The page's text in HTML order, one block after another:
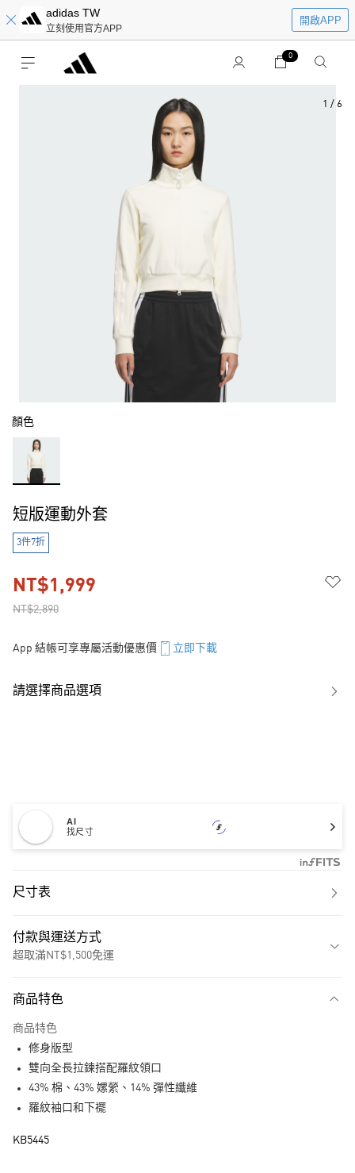
adidas TW
立刻使用官方APP
開啟APP
0
1 / 6
顏色
短版運動外套
3件7折
NT$2,890
NT$1,999
App 結帳可享專屬活動優惠價 立即下載
請選擇商品選項
AI
找尺寸
尺寸表
付款與運送方式
超取滿NT$1,500免運
LINE Pay
運送方式
商品特色
商品特色
修身版型
雙向全長拉鍊搭配羅紋領口
43% 棉、43% 嫘縈、14% 彈性纖維
羅紋袖口和下襬
KB5445